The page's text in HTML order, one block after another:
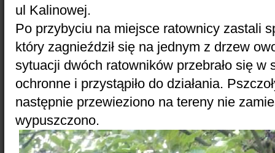
ul Kalinowej.
Po przybyciu na miejsce ratownicy zastali
który zagnieździł się na jednym z drzew
sytuacji dwóch ratowników przebrało się w
ochronne i przystąpiło do działania.
następnie przewieziono na tereny nie
wypuszczono.